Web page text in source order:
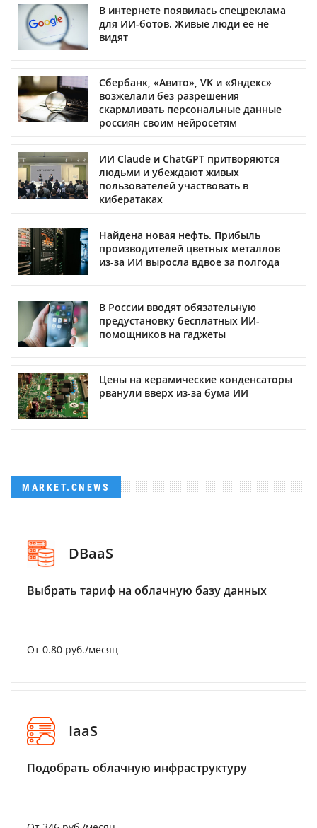
В интернете появилась спецреклама
для ИИ-ботов. Живые люди ее не
видят
Сбербанк, «Авито», VK и «Яндекс»
возжелали без разрешения
скармливать персональные данные
россиян своим нейросетям
ИИ Claude и ChatGPT притворяются
людьми и убеждают живых
пользователей участвовать в
кибератаках
Найдена новая нефть. Прибыль
производителей цветных металлов
из-за ИИ выросла вдвое за полгода
В России вводят обязательную
предустановку бесплатных ИИ-
помощников на гаджеты
Цены на керамические конденсаторы
рванули вверх из-за бума ИИ
MARKET.CNEWS
DBaaS
Выбрать тариф на облачную базу данных
От 0.80 руб./месяц
IaaS
Подобрать облачную инфраструктуру